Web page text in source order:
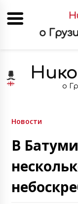
content
о
Новости
В